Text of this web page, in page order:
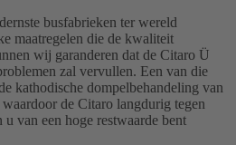
busfabrieken ter wereld
maatregelen die de kwaliteit
wij garanderen dat de Citaro Ü
zal vervullen. Een van die
kathodische dompelbehandeling van
de Citaro langdurig tegen
van een hoge restwaarde bent